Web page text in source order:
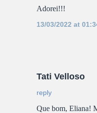
Adorei!!!
13/03/2022 at
Tati Velloso
reply
Que bom, Eliana!